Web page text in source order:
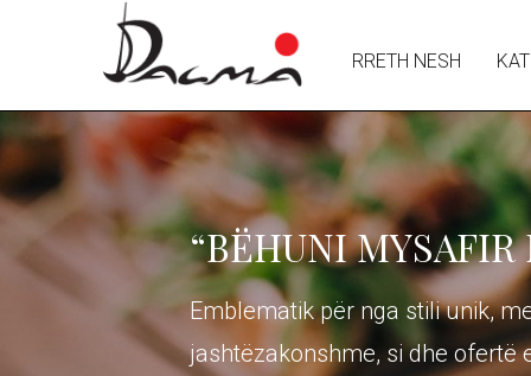
RRETH NESH
“BËHUNI MYSAFIR
Emblematik për nga stili unik,
jashtëzakonshme, si dhe ofertë